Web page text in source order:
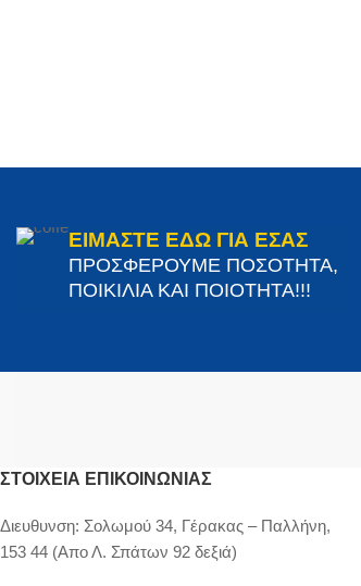
ΕΙΜΑΣΤΕ ΕΔΩ ΓΙΑ ΕΣΑΣ
ΠΡΟΣΦΕΡΟΥΜΕ ΠΟΣΟΤΗΤΑ,
ΠΟΙΚΙΛΙΑ ΚΑΙ ΠΟΙΟΤΗΤΑ!!!
ΣΤΟΙΧΕΊΑ ΕΠΙΚΟΙΝΩΝΊΑΣ
Διευθυνση: Σολωμού 34, Γέρακας – Παλλήνη,
153 44 (Απο Λ. Σπάτων 92 δεξιά)